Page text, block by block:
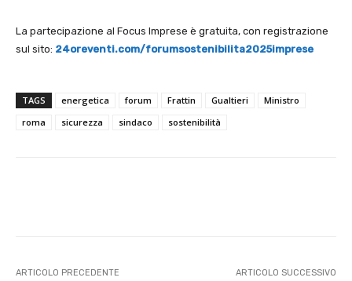
La partecipazione al Focus Imprese è gratuita, con registrazione
sul sito: 24oreventi.com/forumsostenibilita2025imprese
TAGS energetica forum Frattin Gualtieri
Ministro
roma
sicurezza sindaco sostenibilità
ARTICOLO PRECEDENTE ARTICOLO SUCCESSIVO